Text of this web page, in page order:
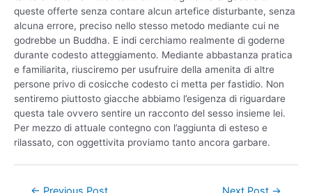
queste offerte senza contare alcun artefice disturbante, senza
alcuna errore, preciso nello stesso metodo mediante cui ne
godrebbe un Buddha. E indi cerchiamo realmente di goderne
durante codesto atteggiamento. Mediante abbastanza pratica
e familiarita, riusciremo per usufruire della amenita di altre
persone privo di cosicche codesto ci metta per fastidio. Non
sentiremo piuttosto giacche abbiamo l’esigenza di riguardare
questa tale ovvero sentire un racconto del sesso insieme lei.
Per mezzo di attuale contegno con l’aggiunta di esteso e
rilassato, con oggettivita proviamo tanto ancora garbare.